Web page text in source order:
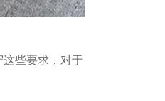
些要求，对于